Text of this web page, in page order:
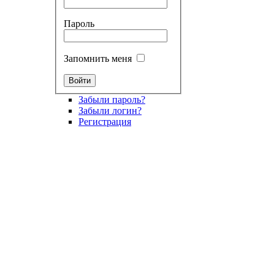
Пароль
Запомнить меня
Забыли пароль?
Забыли логин?
Регистрация